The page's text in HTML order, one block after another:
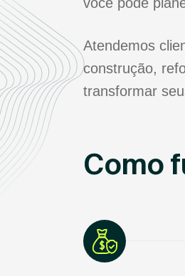
Atendemos
construção,
transformar
Como